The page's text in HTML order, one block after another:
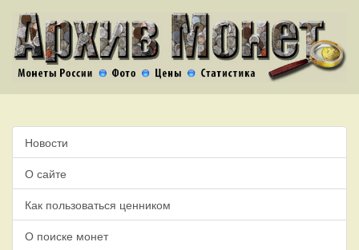
Новости
О сайте
Как пользоваться ценником
О поиске монет